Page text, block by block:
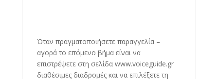
Όταν πραγματοποιήσετε παραγγελία –
αγορά το επόμενο βήμα είναι να
επιστρέψετε στη σελίδα www.voiceguide.gr
διαθέσιμες διαδρομές και να επιλέξετε τη